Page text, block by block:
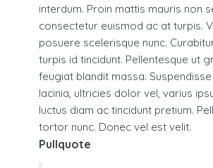
interdum. Proin mattis mauris non
consectetur euismod ac at turpis.
posuere scelerisque nunc.
turpis id tincidunt. Pellentesque ut
feugiat blandit massa.
lacinia, ultricies dolor vel, varius
luctus diam ac tincidunt pretium.
tortor nunc. Donec vel est velit.
Pullquote